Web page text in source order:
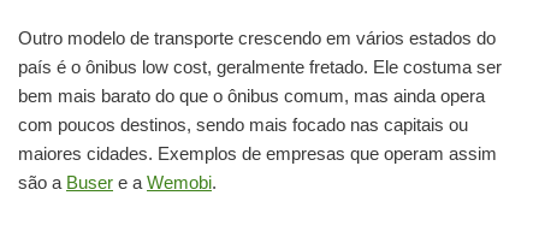
Outro modelo de transporte crescendo em vários estados do
país é o ônibus low cost, geralmente fretado. Ele costuma ser
bem mais barato do que o ônibus comum, mas ainda opera
com poucos destinos, sendo mais focado nas capitais ou
maiores cidades. Exemplos de empresas que operam assim
são a Buser e a Wemobi.